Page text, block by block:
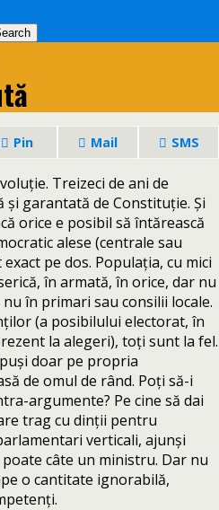
Pin Mail SMS
Treizeci de ani de
și garantată de Constituție. Și
orice e posibil să întărească
alese (centrale sau
pe dos. Populația, cu mici
în armată, în orice, dar nu
în primari sau consilii locale.
(a posibilului electorat, în
la alegeri), toți sunt la fel.
doar pe propria
de omul de rând. Poți să-i
argumente? Pe cine să dai
trag cu dinții pentru
verticali, ajunși
câte un ministru. Dar nu
o cantitate ignorabilă,